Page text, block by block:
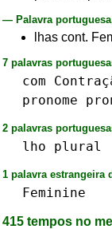
— Palavra
lhas cont.
7 palavras
com
pronome
2 palavras
lho plural
1 palavra estrangeira
Feminine
415 tempos no